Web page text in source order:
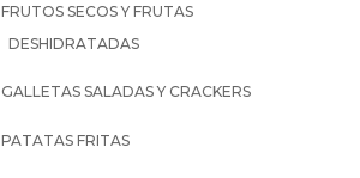
FRUTOS SECOS Y FRUTAS
DESHIDRATADAS
GALLETAS SALADAS Y CRACKERS
PATATAS FRITAS